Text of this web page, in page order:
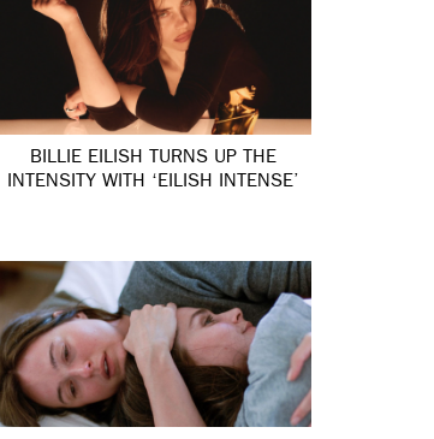
BILLIE EILISH TURNS UP THE
INTENSITY WITH ‘EILISH INTENSE’